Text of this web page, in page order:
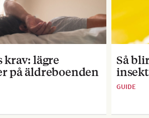
krav: lägre
på äldreboenden
Så
GUIDE